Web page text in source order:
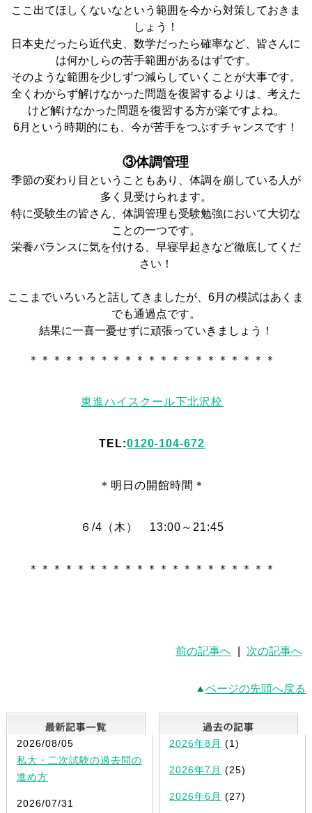
ここ出てほしくないなという範囲を今から対策しておきま
しょう！
日本史だったら近代史、数学だったら確率など、皆さんに
は何かしらの苦手範囲があるはずです。
そのような範囲を少しずつ減らしていくことが大事です。
全くわからず解けなかった問題を復習するよりは、考えた
けど解けなかった問題を復習する方が楽ですよね。
6月という時期的にも、今が苦手をつぶすチャンスです！
③体調管理
季節の変わり目ということもあり、体調を崩している人が
多く見受けられます。
特に受験生の皆さん、体調管理も受験勉強において大切な
ことの一つです。
栄養バランスに気を付ける、早寝早起きなど徹底してくだ
さい！
ここまでいろいろと話してきましたが、6月の模試はあくま
でも通過点です。
結果に一喜一憂せずに頑張っていきましょう！
＊＊＊＊＊＊＊＊＊＊＊＊＊＊＊＊＊＊＊＊＊
東進ハイスクール下北沢校
TEL:0120-104-672
＊明日 の開館時間＊
６/4（木） 13:00～21:45
＊＊＊＊＊＊＊＊＊＊＊＊＊＊＊＊＊＊＊＊＊
前の記事へ 次の記事へ
ページの先頭へ戻る
最新記事一覧
2026/08/05
私大・二次試験の過去問の
進め方
2026/07/31
2026年8月 (1)
2026年7月 (25)
2026年6月 (27)